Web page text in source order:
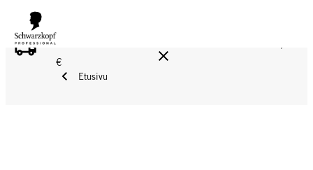
ILMAINEN TOIMITUS YLI 160 € TILAUKSIIN!
€
Etusivu